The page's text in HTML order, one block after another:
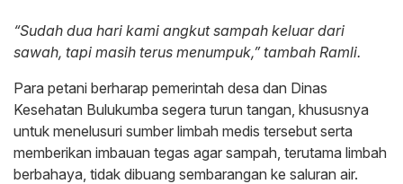
“Sudah dua hari kami angkut sampah keluar dari
sawah, tapi masih terus menumpuk,” tambah Ramli.
Para petani berharap pemerintah desa dan Dinas
Kesehatan Bulukumba segera turun tangan, khususnya
untuk menelusuri sumber limbah medis tersebut serta
memberikan imbauan tegas agar sampah, terutama limbah
berbahaya, tidak dibuang sembarangan ke saluran air.